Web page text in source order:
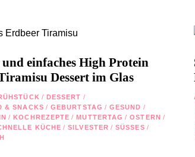
und einfaches High Protein
Dessert im Glas
/ DESSERT /
& SNACKS / GEBURTSTAG / GESUND /
/ KOCHREZEPTE / MUTTERTAG / OSTERN /
KÜCHE / SILVESTER / SÜSSES /